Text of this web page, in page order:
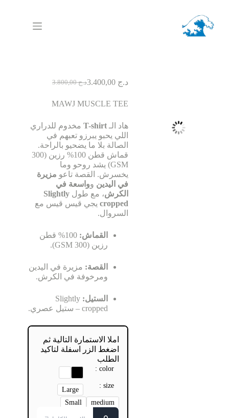
المحتوى
د.ج3.800,00
السعر
هو:
د.ج 3.400,00
السعر
هو:
MAWJ MUSCLE TEE
هاد الـT-shirt مخدوم للدراري
اللي يحبو يبرزو تعبهم في
الصالة بلا ما يضحيو بالراحة.
قماش قطن 100% رزين (300
GSM) يشد روحو وما
يخسرش. القصة تاعو مزيرة
في اليدين وواسعة في
الكرش، مع طولSlightly
cropped يجي قيس قيس مع
السروال.
القماش:
100% قطن
رزين (300 GSM).
القصة: مزيرة في اليدين
ومرخوفة في الكرش.
الستيل: Slightly
cropped – ستيل عصري.
املا الاستمارة التالية ثم
اضغط الزر اسفلة لتاكيد
الطلب
color :
l
a
c
k
h
i
t
e
size :
Large
medium
Small